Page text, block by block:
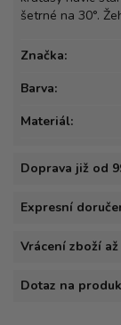
šetrné na 30°.
Značka:
Barva:
Materiál:
Doprava již od
Expresní
Vrácení zboží
Dotaz na